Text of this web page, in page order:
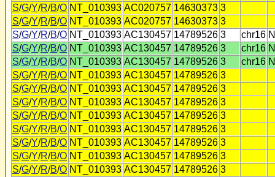
S/G/Y/R/B/O NT_010393 AC020757 14630373 3
S/G/Y/R/B/O NT_010393 AC020757 14630373 3
S/G/Y/R/B/O NT_010393 AC130457 14789526 3 chr16
S/G/Y/R/B/O NT_010393 AC130457 14789526 3 chr16
S/G/Y/R/B/O NT_010393 AC130457 14789526 3 chr16
S/G/Y/R/B/O NT_010393 AC130457 14789526 3
S/G/Y/R/B/O NT_010393 AC130457 14789526 3
S/G/Y/R/B/O NT_010393 AC130457 14789526 3
S/G/Y/R/B/O NT_010393 AC130457 14789526 3
S/G/Y/R/B/O NT_010393 AC130457 14789526 3
S/G/Y/R/B/O NT_010393 AC130457 14789526 3
S/G/Y/R/B/O NT_010393 AC130457 14789526 3
S/G/Y/R/B/O NT_010393 AC130457 14789526 3